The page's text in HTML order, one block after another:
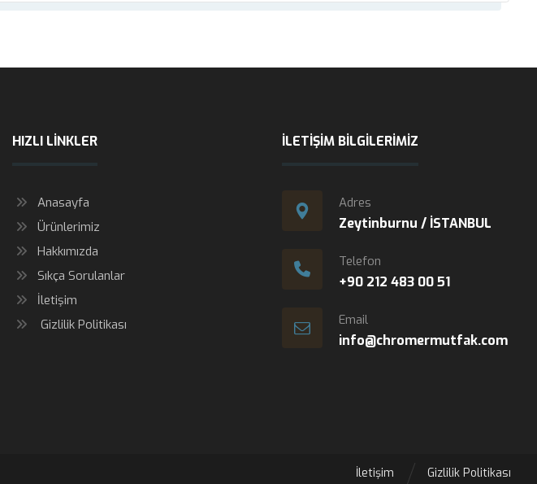
HIZLI LINKLER
Anasayfa
Ürünlerimiz
Hakkımızda
Sıkça Sorulanlar
İletişim
Gizlilik Politikası
İLETIŞIM BILGILERIMIZ
Adres
Zeytinburnu / İSTANBUL
Telefon
+90 212 483 00 51
Email
info@chromermutfak.com
Gizlilik Politikası
İletişim